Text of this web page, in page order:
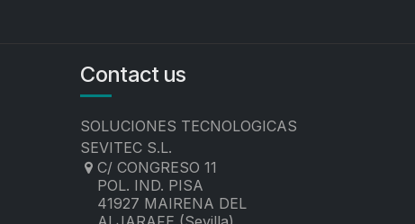
Contact us
SOLUCIONES TECNOLOGICAS
SEVITEC S.L.
C/ CONGRESO 11
POL. IND. PISA
41927 MAIRENA DEL